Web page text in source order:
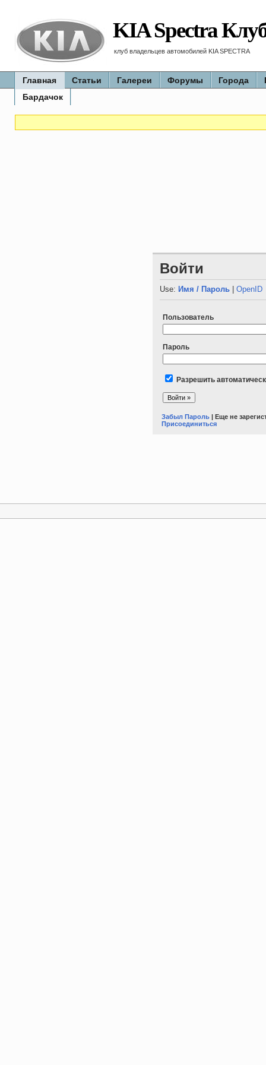
KIA Spectra
клуб владельцев автомобилей KIA SPECTRA
Главная Статьи Галереи Форумы Города
Бардачок
Войти
Use: Имя / Пароль |OpenID
Пользователь
Пароль
Разрешить
Забыл Пароль | Еще не
Присоединиться